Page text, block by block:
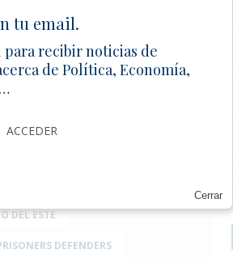
estas denuncias y
Mandela, el conjunto de
privadas de libertad.
han documentado
aislamiento, restricciones
presos políticos en el
DEL ESTE
DEFENDERS
Cerrar
tu email.
para recibir noticias de
de Política, Economía,
ACCEDER